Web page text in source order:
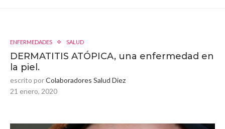
ENFERMEDADES SALUD
DERMATITIS ATÓPICA, una enfermedad en
la piel.
escrito porColaboradores Salud Diez
21 enero, 2020